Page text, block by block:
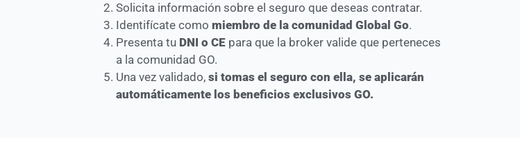
Solicita información sobre el seguro que deseas contratar.
Identifícate como miembro de la comunidad Global Go.
Presenta tu DNI o CE para que la broker valide que perteneces
a la comunidad GO.
Una vez validado, si tomas el seguro con ella, se aplicarán
automáticamente los beneficios exclusivos GO.